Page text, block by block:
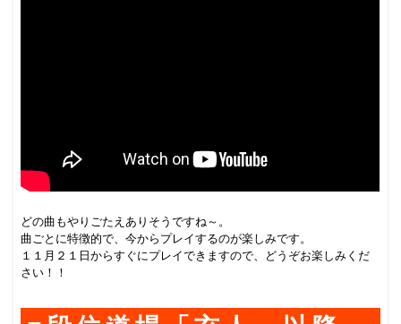
どの曲もやりごたえありそうですね～。
曲ごとに特徴的で、今からプレイするのが楽しみです。
１１月２１日からすぐにプレイできますので、どうぞお楽しみくだ
さい！！